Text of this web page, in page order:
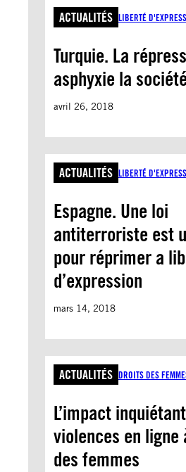
ACTUALITÉS LIBERTÉ
Turquie. La
asphyxie la
avril 26, 2018
ACTUALITÉS LIBERTÉ
Espagne. Une loi
antiterroriste est
pour réprimer a
d’expression
mars 14, 2018
ACTUALITÉS DROITS DES
L’impact
violences en ligne
des femmes